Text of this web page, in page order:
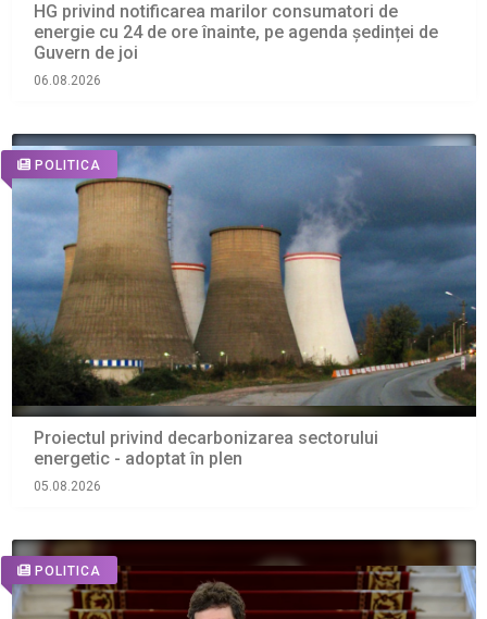
HG privind notificarea marilor consumatori de
energie cu 24 de ore înainte, pe agenda ședinței de
Guvern de joi
06.08.2026
POLITICA
Proiectul privind decarbonizarea sectorului
energetic - adoptat în plen
05.08.2026
POLITICA